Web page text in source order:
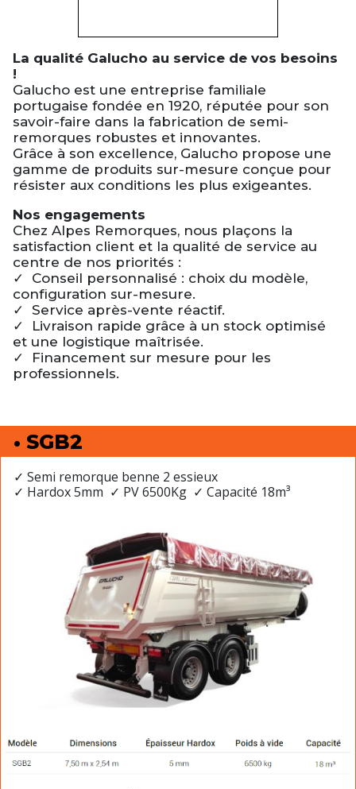
La qualité Galucho au service de vos besoins
!
Galucho est une entreprise familiale
portugaise fondée en 1920, réputée pour son
savoir-faire dans la fabrication de semi-
remorques robustes et innovantes.
Grâce à son excellence, Galucho propose une
gamme de produits sur-mesure conçue pour
résister aux conditions les plus exigeantes.
Nos engagements
Chez Alpes Remorques, nous plaçons la
satisfaction client et la qualité de service au
centre de nos priorités :
✓ Conseil personnalisé : choix du modèle,
configuration sur-mesure.
✓ Service après-vente réactif.
✓ Livraison rapide grâce à un stock optimisé
et une logistique maîtrisée.
✓ Financement sur mesure pour les
professionnels.
• SGB2
✓ Semi remorque benne 2 essieux
✓ Hardox 5mm ✓ PV 6500Kg ✓ Capacité 18m³